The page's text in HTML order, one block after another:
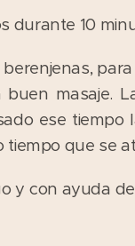
durante 10
masaje.
ese
que se
y con ayuda